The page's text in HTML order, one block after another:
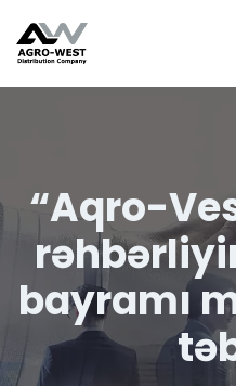
“Aqro-
bayramı